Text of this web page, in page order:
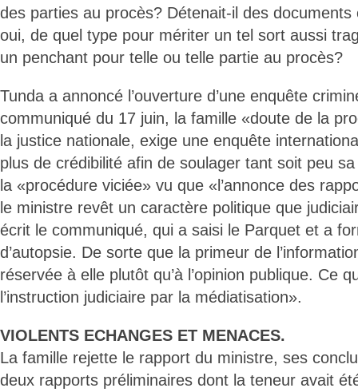
des parties au procès? Détenait-il des
oui, de quel type pour mériter un tel sort aussi
un penchant pour telle ou telle partie au procès?
Tunda a annoncé l’ouverture d’une enquête
communiqué du 17 juin, la famille «doute de la
la justice nationale, exige une enquête
plus de crédibilité afin de soulager tant soit peu
la «procédure viciée» vu que «l’annonce des
le ministre revêt un caractère politique que
écrit le communiqué, qui a saisi le Parquet et a
d’autopsie. De sorte que la primeur de
réservée à elle plutôt qu’à l’opinion publique. Ce
l’instruction judiciaire par la médiatisation».
VIOLENTS ECHANGES ET MENACES.
La famille rejette le rapport du ministre, ses
deux rapports préliminaires dont la teneur avait